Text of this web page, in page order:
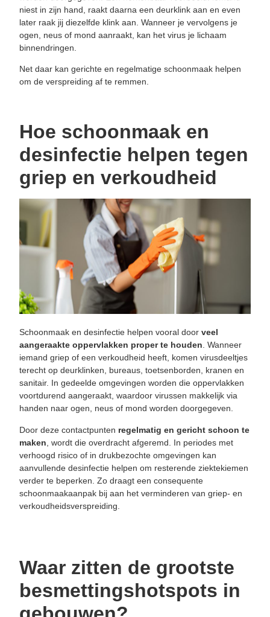
niest in zijn hand, raakt daarna een deurklink aan en even
later raak jij diezelfde klink aan. Wanneer je vervolgens je
ogen, neus of mond aanraakt, kan het virus je lichaam
binnendringen.
Net daar kan gerichte en regelmatige schoonmaak helpen
om de verspreiding af te remmen.
Hoe schoonmaak en
desinfectie helpen tegen
griep en verkoudheid
Schoonmaak en desinfectie helpen vooral doorveel
aangeraakte oppervlakken proper te houden. Wanneer
iemand griep of een verkoudheid heeft, komen virusdeeltjes
terecht op deurklinken, bureaus, toetsenborden, kranen en
sanitair. In gedeelde omgevingen worden die oppervlakken
voortdurend aangeraakt, waardoor virussen makkelijk via
handen naar ogen, neus of mond worden doorgegeven.
Door deze contactpunten regelmatig en gericht schoon te
maken , wordt die overdracht afgeremd. In periodes met
verhoogd risico of in drukbezochte omgevingen kan
aanvullende desinfectie helpen om resterende ziektekiemen
verder te beperken. Zo draagt een consequente
schoonmaakaanpak bij aan het verminderen van griep- en
verkoudheidsverspreiding.
Waar zitten de grootste
besmettingshotspots in